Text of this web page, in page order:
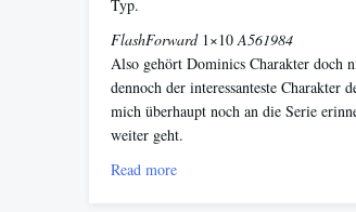
Typ.
FlashForward1×10A561984
Also gehört Dominics Charakter doch
dennoch der interessanteste
mich überhaupt noch an die Serie
weiter geht.
Read more